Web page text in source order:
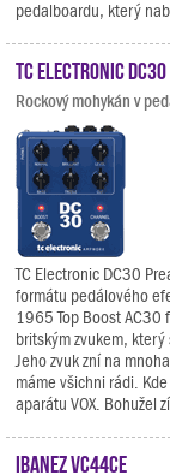
pedalboardu, který
TC Electronic
Rockový mohykán v
TC Electronic DC30
formátu pedálového
1965 Top Boost AC30
britským zvukem, který
Jeho zvuk zní na
máme všichni rádi.
aparátu VOX. Bohužel
Ibanez VC44CE